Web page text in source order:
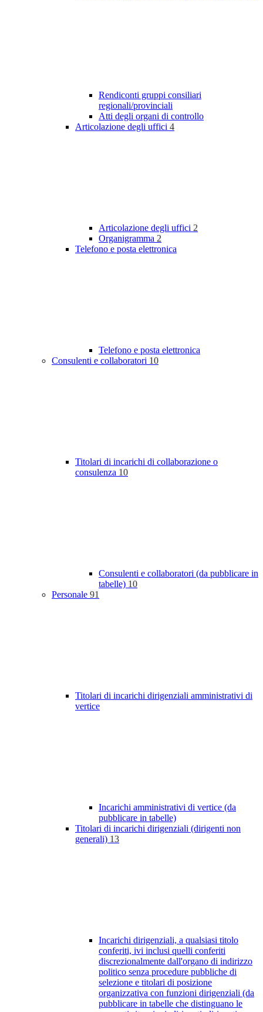
Rendiconti gruppi consiliari
regionali/provinciali
Atti degli organi di controllo
Articolazione degli uffici 4
Articolazione degli uffici 2
Organigramma 2
Telefono e posta elettronica
Telefono e posta elettronica
Consulenti e collaboratori 10
Titolari di incarichi di collaborazione o
consulenza 10
Consulenti e collaboratori (da pubblicare in
tabelle) 10
Personale 91
Titolari di incarichi dirigenziali amministrativi di
vertice
Incarichi amministrativi di vertice (da
pubblicare in tabelle)
Titolari di incarichi dirigenziali (dirigenti non
generali) 13
Incarichi dirigenziali, a qualsiasi titolo
conferiti, ivi inclusi quelli conferiti
discrezionalmente dall'organo di indirizzo
politico senza procedure pubbliche di
selezione e titolari di posizione
organizzativa con funzioni dirigenziali (da
pubblicare in tabelle che distinguano le